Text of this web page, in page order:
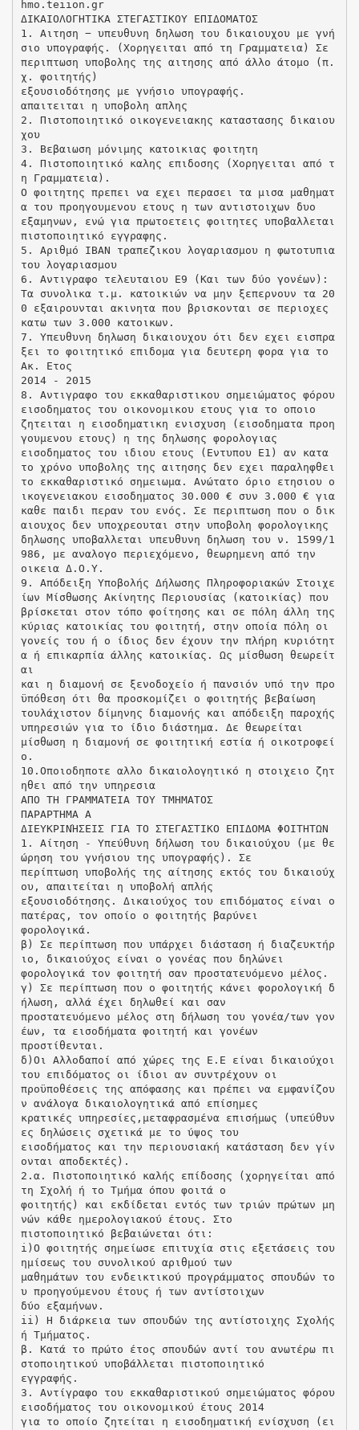
hmo.teiion.gr
ΔΙΚΑΙΟΛΟΓΗΤΙΚΑ ΣΤΕΓΑΣΤΙΚΟΥ ΕΠΙΔΟΜΑΤΟΣ
1. Αιτηση − υπευθυνη δηλωση του δικαιουχου με γνή
σιο υπογραφής. (Χορηγειται από τη Γραμματεια) Σε
περιπτωση υποβολης της αιτησης από άλλο άτομο (π.
χ. φοιτητής)
εξουσιοδότησης με γνήσιο υπογραφής.
απαιτειται η υποβολη απλης
2. Πιστοποιητικό οικογενειακης καταστασης δικαιου
χου
3. Βεβαιωση μόνιμης κατοικιας φοιτητη
4. Πιστοποιητικό καλης επιδοσης (Χορηγειται από τ
η Γραμματεια).
Ο φοιτητης πρεπει να εχει περασει τα μισα μαθηματ
α του προηγουμενου ετους η των αντιστοιχων δυο
εξαμηνων, ενώ για πρωτοετεις φοιτητες υποβαλλεται
πιστοποιητικό εγγραφης.
5. Αριθμό IBAN τραπεζικου λογαριασμου η φωτοτυπια
του λογαριασμου
6. Αντιγραφο τελευταιου Ε9 (Και των δύο γονέων):
Τα συνολικα τ.μ. κατοικιών να μην ξεπερνουν τα 20
0 εξαιρουνται ακινητα που βρισκονται σε περιοχες
κατω των 3.000 κατοικων.
7. Υπευθυνη δηλωση δικαιουχου ότι δεν εχει εισπρα
ξει το φοιτητικό επιδομα για δευτερη φορα για το
Ακ. Ετος
2014 - 2015
8. Αντιγραφο του εκκαθαριστικου σημειώματος φόρου
εισοδηματος του οικονομικου ετους για το οποιο
ζητειται η εισοδηματικη ενισχυση (εισοδηματα προη
γουμενου ετους) η της δηλωσης φορολογιας
εισοδηματος του ιδιου ετους (Εντυπου Ε1) αν κατα
το χρόνο υποβολης της αιτησης δεν εχει παραληφθει
το εκκαθαριστικό σημειωμα. Ανώτατο όριο ετησιου ο
ικογενειακου εισοδηματος 30.000 € συν 3.000 € για
καθε παιδι περαν του ενός. Σε περιπτωση που ο δικ
αιουχος δεν υποχρεουται στην υποβολη φορολογικης
δηλωσης υποβαλλεται υπευθυνη δηλωση του ν. 1599/1
986, με αναλογο περιεχόμενο, θεωρημενη από την
οικεια Δ.Ο.Υ.
9. Απόδειξη Υποβολής Δήλωσης Πληροφοριακών Στοιχε
ίων Μίσθωσης Ακίνητης Περιουσίας (κατοικίας) που
βρίσκεται στον τόπο φοίτησης και σε πόλη άλλη της
κύριας κατοικίας του φοιτητή, στην οποία πόλη οι
γονείς του ή ο ίδιος δεν έχουν την πλήρη κυριότητ
α ή επικαρπία άλλης κατοικίας. Ως μίσθωση θεωρείτ
αι
και η διαμονή σε ξενοδοχείο ή πανσιόν υπό την προ
ϋπόθεση ότι θα προσκομίζει ο φοιτητής βεβαίωση
τουλάχιστον δίμηνης διαμονής και απόδειξη παροχής
υπηρεσιών για το ίδιο διάστημα. Δε θεωρείται
μίσθωση η διαμονή σε φοιτητική εστία ή οικοτροφεί
ο.
10.Οποιοδηποτε αλλο δικαιολογητικό η στοιχειο ζητ
ηθει από την υπηρεσια
ΑΠΟ ΤΗ ΓΡΑΜΜΑΤΕΙΑ ΤΟΥ ΤΜΗΜΑΤΟΣ
ΠΑΡΑΡΤΗΜΑ Α
ΔΙΕΥΚΡΙΝΉΣΕΙΣ ΓΙΑ ΤΟ ΣΤΕΓΑΣΤΙΚΟ ΕΠΙΔΟΜΑ ΦΟΙΤΗΤΩΝ
1. Αίτηση - Υπεύθυνη δήλωση του δικαιούχου (με θε
ώρηση του γνήσιου της υπογραφής). Σε
περίπτωση υποβολής της αίτησης εκτός του δικαιούχ
ου, απαιτείται η υποβολή απλής
εξουσιοδότησης. Δικαιούχος του επιδόματος είναι ο
πατέρας, τον οποίο ο φοιτητής βαρύνει
φορολογικά.
β) Σε περίπτωση που υπάρχει διάσταση ή διαζευκτήρ
ιο, δικαιούχος είναι ο γονέας που δηλώνει
φορολογικά τον φοιτητή σαν προστατευόμενο μέλος.
γ) Σε περίπτωση που ο φοιτητής κάνει φορολογική δ
ήλωση, αλλά έχει δηλωθεί και σαν
προστατευόμενο μέλος στη δήλωση του γονέα/των γον
έων, τα εισοδήματα φοιτητή και γονέων
προστίθενται.
δ)Οι Αλλοδαποί από χώρες της Ε.Ε είναι δικαιούχοι
του επιδόματος οι ίδιοι αν συντρέχουν οι
προϋποθέσεις της απόφασης και πρέπει να εμφανίζου
ν ανάλογα δικαιολογητικά από επίσημες
κρατικές υπηρεσίες,μεταφρασμένα επισήμως (υπεύθυν
ες δηλώσεις σχετικά με το ύψος του
εισοδήματος και την περιουσιακή κατάσταση δεν γίν
ονται αποδεκτές).
2.α. Πιστοποιητικό καλής επίδοσης (χορηγείται από
τη Σχολή ή το Τμήμα όπου φοιτά ο
φοιτητής) και εκδίδεται εντός των τριών πρώτων μη
νών κάθε ημερολογιακού έτους. Στο
πιστοποιητικό βεβαιώνεται ότι:
i)O φοιτητής σημείωσε επιτυχία στις εξετάσεις του
ημίσεως του συνολικού αριθμού των
μαθημάτων του ενδεικτικού προγράμματος σπουδών το
υ προηγούμενου έτους ή των αντίστοιχων
δύο εξαμήνων.
ii) Η διάρκεια των σπουδών της αντίστοιχης Σχολής
ή Τμήματος.
β. Κατά το πρώτο έτος σπουδών αντί του ανωτέρω πι
στοποιητικού υποβάλλεται πιστοποιητικό
εγγραφής.
3. Αντίγραφο του εκκαθαριστικού σημειώματος φόρου
εισοδήματος του οικονομικού έτους 2014
για το οποίο ζητείται η εισοδηματική ενίσχυση (ει